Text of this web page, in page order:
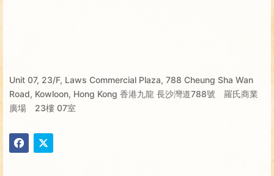
Unit 07, 23/F, Laws Commercial Plaza, 788 Cheung Sha Wan
Road, Kowloon, Hong Kong 香港九龍 長沙灣道788號 羅氏商業
廣場 23樓 07室